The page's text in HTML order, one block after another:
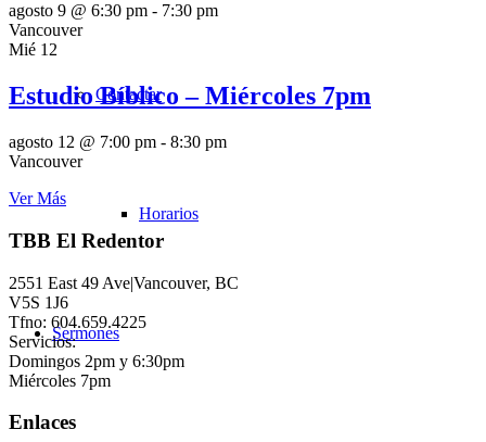
Contactar
Horarios
Sermones
agosto 9 @ 6:30 pm - 7:30 pm
Vancouver
Mié 12
Estudio Bíblico – Miércoles 7pm
agosto 12 @ 7:00 pm - 8:30 pm
Vancouver
Ver Más
TBB El Redentor
2551 East 49 Ave|Vancouver, BC
V5S 1J6
Tfno: 604.659.4225
Servicios:
Domingos 2pm y 6:30pm
Miércoles 7pm
Enlaces